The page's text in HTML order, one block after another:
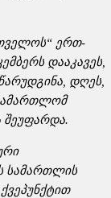
ერთ-
დააკავეს,
დღეს,
შეუფარდა.
სამართლის